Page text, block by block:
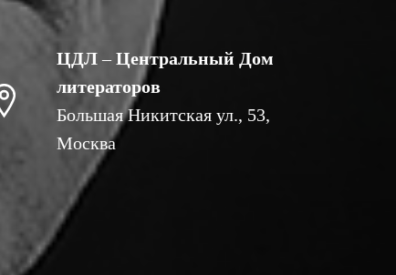
ЦДЛ–Центральный Дом
литераторов
Большая Никитская ул., 53,
Москва